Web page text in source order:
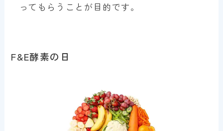
ってもらうことが目的です。
F&E酵素の日